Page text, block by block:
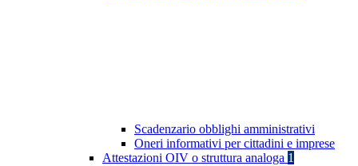
Scadenzario obblighi amministrativi
Oneri informativi per cittadini e imprese
Attestazioni OIV o struttura analoga 1